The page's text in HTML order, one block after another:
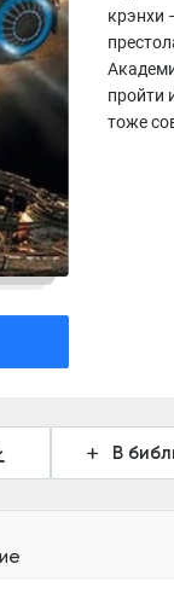
крэнхи
пройти
тоже
В